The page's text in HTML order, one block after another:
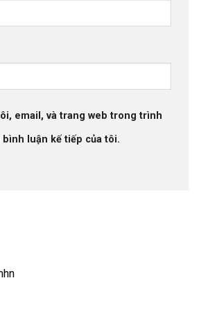
email, và trang web trong trình
luận kế tiếp của tôi.